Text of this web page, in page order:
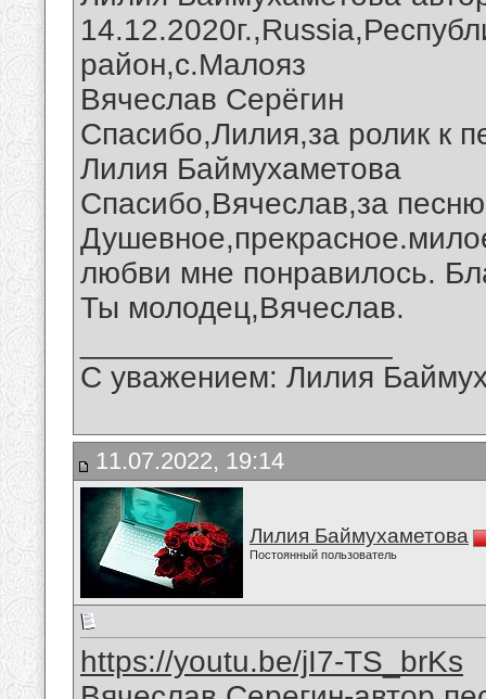
район,с.Малояз
Вячеслав Серёгин
Спасибо,Лилия,за ролик к
Лилия Баймухаметова
Спасибо,Вячеслав,за
любви мне понравилось.
Ты молодец,Вячеслав.
С уважением: Лилия
11.07.2022, 19:14
Лилия Баймухаметова
Постоянный пользователь
https://youtu.be/jI7-TS_brKs